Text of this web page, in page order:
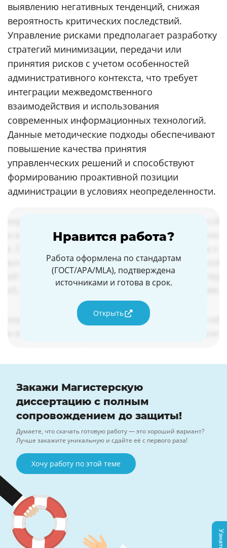
выявлению негативных тенденций, снижая
вероятность критических последствий.
Управление рисками предполагает разработку
стратегий минимизации, передачи или
принятия рисков с учетом особенностей
административного контекста, что требует
интеграции межведомственного
взаимодействия и использования
современных информационных технологий.
Данные методические подходы обеспечивают
повышение качества принятия
управленческих решений и способствуют
формированию проактивной позиции
администрации в условиях неопределенности.
Нравится работа?
Работа оформлена по стандартам
(ГОСТ/APA/MLA), подтверждена
источниками и готова в срок.
Открыть
Закажи Магистерскую
диссертацию с полным
сопровождением до защиты!
Думаете, что скачать готовую работу — это хороший вариант?
Лучше закажите уникальную и сдайте её с первого раза!
Хочу работу по этой теме